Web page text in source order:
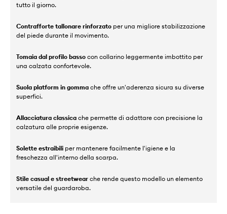
tutto il giorno.
Contrafforte tallonare rinforzato per una migliore stabilizzazione
del piede durante il movimento.
Tomaia dal profilo basso con collarino leggermente imbottito per
una calzata confortevole.
Suola platform in gomma che offre un'aderenza sicura su diverse
superfici.
Allacciatura classica che permette di adattare con precisione la
calzatura alle proprie esigenze.
Solette estraibili per mantenere facilmente l'igiene e la
freschezza all'interno della scarpa.
Stile casual e streetwear che rende questo modello un elemento
versatile del guardaroba.